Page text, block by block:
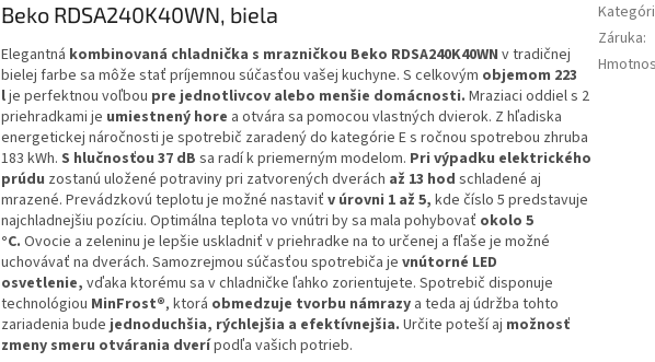
Beko RDSA240K40WN, biela
Elegantná kombinovaná chladnička s mrazničkou Beko RDSA240K40WN v tradičnej
bielej farbe sa môže stať príjemnou súčasťou vašej kuchyne. S celkovým objemom 223
lje perfektnou voľbou pre jednotlivcov alebo menšie domácnosti. Mraziaci oddiel s 2
priehradkami je umiestnený hore a otvára sa pomocou vlastných dvierok. Z hľadiska
energetickej náročnosti je spotrebič zaradený do kategórie E s ročnou spotrebou zhruba
183 kWh. S hlučnosťou 37 dB sa radí k priemerným modelom. Pri výpadku elektrického
prúdu zostanú uložené potraviny pri zatvorených dverách až 13 hod schladené aj
mrazené. Prevádzkovú teplotu je možné nastaviť v úrovni 1 až 5, kde číslo 5 predstavuje
najchladnejšiu pozíciu. Optimálna teplota vo vnútri by sa mala pohybovať okolo 5
°C. Ovocie a zeleninu je lepšie uskladniť v priehradke na to určenej a fľaše je možné
uchovávať na dverách. Samozrejmou súčasťou spotrebiča je vnútorné LED
osvetlenie, vďaka ktorému sa v chladničke ľahko zorientujete. Spotrebič disponuje
technológiou MinFrost®, ktorá obmedzuje tvorbu námrazy a teda aj údržba tohto
zariadenia bude jednoduchšia, rýchlejšia a efektívnejšia. Určite poteší aj možnosť
zmeny smeru otvárania dverípodľa vašich potrieb.
Záruka: